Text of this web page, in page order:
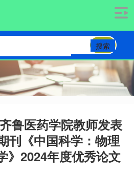
搜索
鲁医药学院教师发表
刊《中国科学：物理
》2024年度优秀论文